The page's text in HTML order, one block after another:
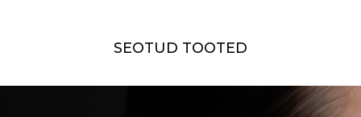
SEOTUD TOOTED